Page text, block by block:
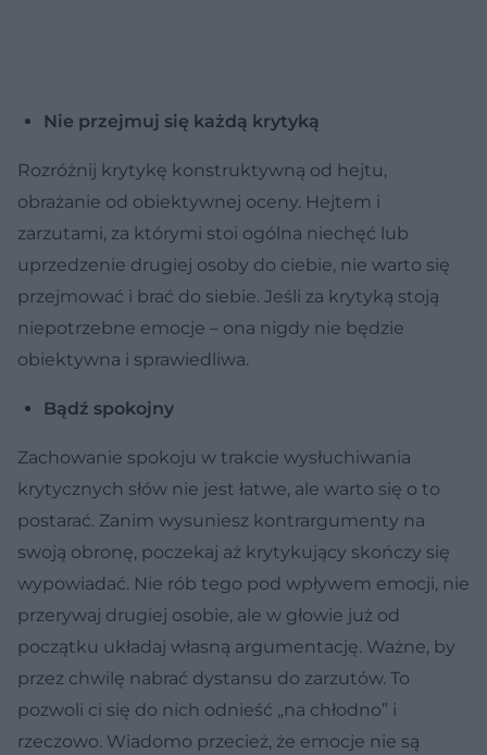
Nie przejmuj się każdą krytyką
Rozróżnij krytykę konstruktywną od hejtu,
obrażanie od obiektywnej oceny. Hejtem i
zarzutami, za którymi stoi ogólna niechęć lub
uprzedzenie drugiej osoby do ciebie, nie warto się
przejmować i brać do siebie. Jeśli za krytyką stoją
niepotrzebne emocje – ona nigdy nie będzie
obiektywna i sprawiedliwa.
Bądź spokojny
Zachowanie spokoju w trakcie wysłuchiwania
krytycznych słów nie jest łatwe, ale warto się o to
postarać. Zanim wysuniesz kontrargumenty na
swoją obronę, poczekaj aż krytykujący skończy się
wypowiadać. Nie rób tego pod wpływem emocji, nie
przerywaj drugiej osobie, ale w głowie już od
początku układaj własną argumentację. Ważne, by
przez chwilę nabrać dystansu do zarzutów. To
pozwoli ci się do nich odnieść „na chłodno” i
rzeczowo. Wiadomo przecież, że emocje nie są